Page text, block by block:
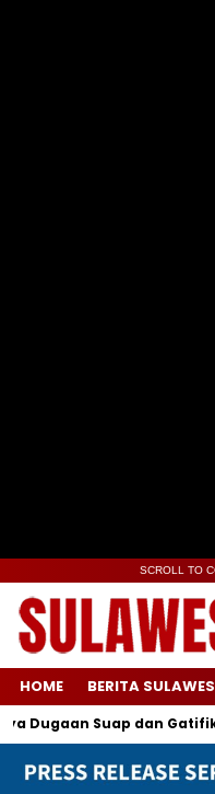
SCROLL TO
HOME BERITA
Suap dan Gatifikasi